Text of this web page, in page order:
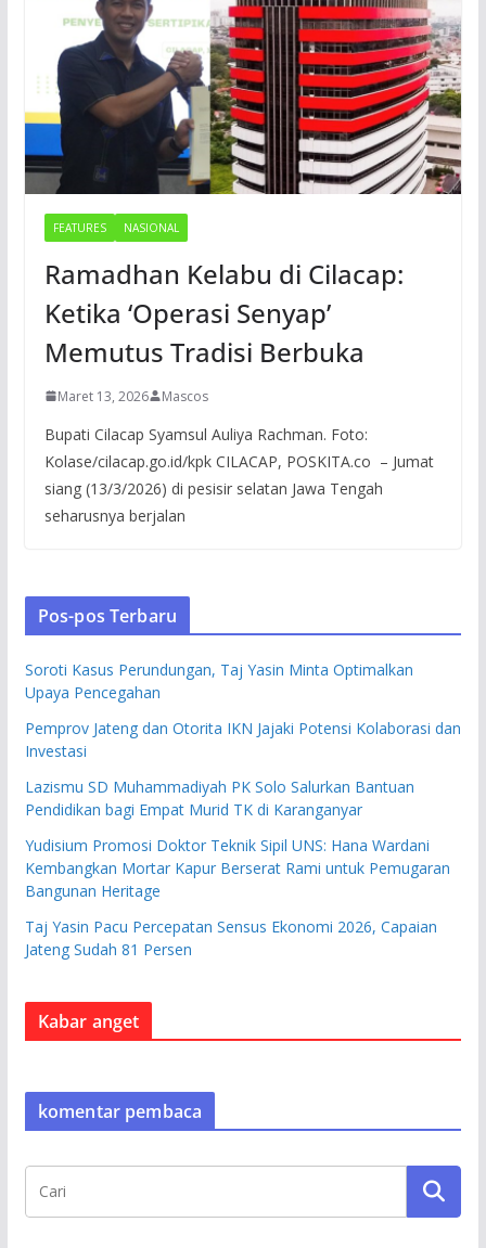
FEATURES NASIONAL
Ramadhan Kelabu di Cilacap:
Ketika ‘Operasi Senyap’
Memutus Tradisi Berbuka
Maret 13, 2026 Mascos
Bupati Cilacap Syamsul Auliya Rachman. Foto:
Kolase/cilacap.go.id/kpk CILACAP, POSKITA.co – Jumat
siang (13/3/2026) di pesisir selatan Jawa Tengah
seharusnya berjalan
Pos-pos Terbaru
Soroti Kasus Perundungan, Taj Yasin Minta Optimalkan
Upaya Pencegahan
Pemprov Jateng dan Otorita IKN Jajaki Potensi Kolaborasi dan
Investasi
Lazismu SD Muhammadiyah PK Solo Salurkan Bantuan
Pendidikan bagi Empat Murid TK di Karanganyar
Yudisium Promosi Doktor Teknik Sipil UNS: Hana Wardani
Kembangkan Mortar Kapur Berserat Rami untuk Pemugaran
Bangunan Heritage
Taj Yasin Pacu Percepatan Sensus Ekonomi 2026, Capaian
Jateng Sudah 81 Persen
Kabar anget
komentar pembaca